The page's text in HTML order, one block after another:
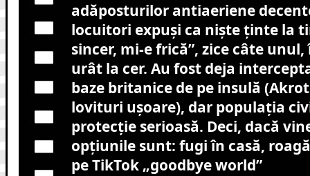
adăposturilor antiaeriene
locuitori expuși ca niște ținte la
sincer, mi-e frică”, zice câte
urât la cer. Au fost deja
baze britanice de pe insulă
lovituri ușoare), dar populația
protecție serioasă. Deci, dacă
opțiunile sunt: fugi în casă,
pe TikTok „goodbye world”